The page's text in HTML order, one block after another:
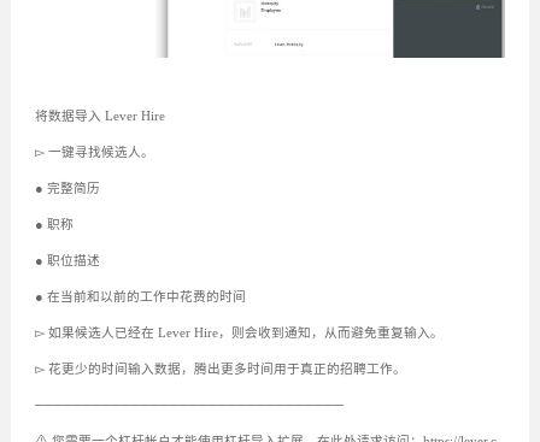
将数据导入 Lever Hire
▻ 一键寻找候选人。
● 完整简历
● 职称
● 职位描述
● 在当前和以前的工作中花费的时间
▻ 如果候选人已经在 Lever Hire，则会收到通知，从而避免重复输入。
▻ 花更少的时间输入数据，腾出更多时间用于真正的招聘工作。
────────────────────────────────